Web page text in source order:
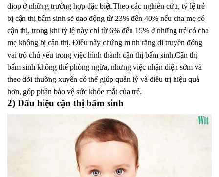
diop ở những trường hợp đặc biệt.Theo các nghiên cứu, tỷ lệ trẻ
bị cận thị bẩm sinh sẽ dao động từ 23% đến 40% nếu cha mẹ có
cận thị, trong khi tỷ lệ này chỉ từ 6% đến 15% ở những trẻ có cha
mẹ không bị cận thị. Điều này chứng minh rằng di truyền đóng
vai trò chủ yếu trong việc hình thành cận thị bẩm sinh.Cận thị
bẩm sinh không thể phòng ngừa, nhưng việc nhận diện sớm và
theo dõi thường xuyên có thể giúp quản lý và điều trị hiệu quả
hơn, góp phần bảo vệ sức khỏe mắt của trẻ.
2) Dấu hiệu cận thị bẩm sinh